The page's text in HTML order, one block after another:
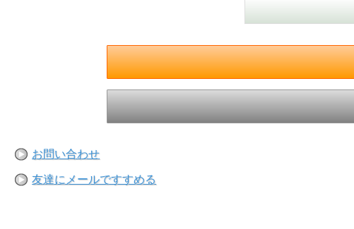
お問い合わせ
友達にメールですすめる